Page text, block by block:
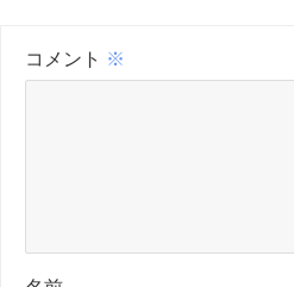
コメント ※